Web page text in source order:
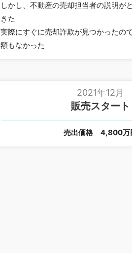
しかし、不動産の売却担当者の説明が
きた
実際にすぐに売却詐欺が見つかったの
額もなかった
2021年12月
販売スタート
売出価格 4,800万